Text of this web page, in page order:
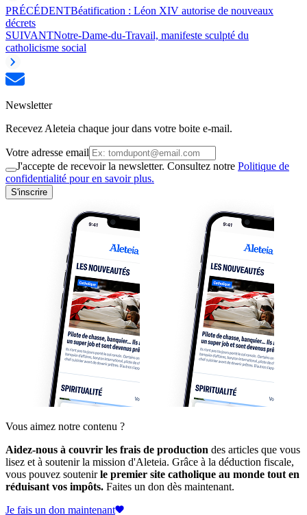
PRÉCÉDENTBéatification : Léon XIV autorise de nouveaux
décrets
SUIVANTNotre-Dame-du-Travail, manifeste sculpté du
catholicisme social
Newsletter
Recevez Aleteia chaque jour dans votre boite e-mail.
Votre adresse email
J'accepte de recevoir la newsletter. Consultez notre Politique de
confidentialité pour en savoir plus.
S'inscrire
Vous aimez notre contenu ?
Aidez-nous à couvrir les frais de production des articles que vous
lisez et à soutenir la mission d'Aleteia. Grâce à la déduction fiscale,
vous pouvez soutenirle premier site catholique au monde tout en
réduisant vos impôts. Faites un don dès maintenant.
Je fais un don maintenant